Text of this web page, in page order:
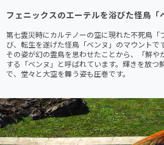
フェニックスのエーテルを浴びた怪鳥「
第七霊災時にカルテノーの空に現れた不死鳥「
び、転生を遂げた怪鳥「ベンヌ」のマウントです
その姿が幻の霊鳥を思わせたことから、「鮮や
する「ベンヌ」と呼ばれています。輝きを放つ
で、堂々と大空を舞う姿も圧巻です。